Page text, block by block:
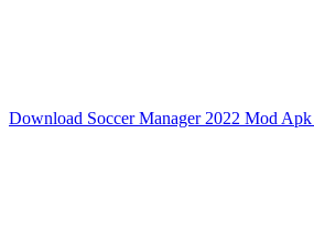
Download Soccer Manager 2022 Mod